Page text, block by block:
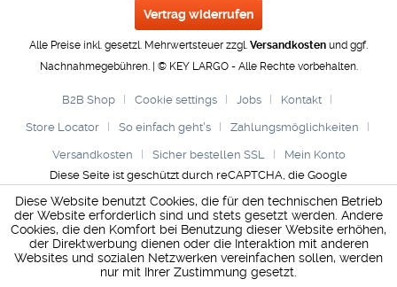
Vertrag widerrufen
Alle Preise inkl. gesetzl. Mehrwertsteuer zzgl. Versandkosten und ggf.
Nachnahmegebühren. | © KEY LARGO - Alle Rechte vorbehalten.
B2B Shop Cookie settings Jobs Kontakt
Store Locator So einfach geht's Zahlungsmöglichkeiten
Versandkosten Sicher bestellen SSL
Mein Konto
Diese Seite ist geschützt durch reCAPTCHA, die Google
DatenschutzerklärungundNutzungsbedingungengelten.
Diese Website benutzt Cookies, die für den technischen Betrieb
der Website erforderlich sind und stets gesetzt werden. Andere
Cookies, die den Komfort bei Benutzung dieser Website erhöhen,
der Direktwerbung dienen oder die Interaktion mit anderen
Websites und sozialen Netzwerken vereinfachen sollen, werden
nur mit Ihrer Zustimmung gesetzt.